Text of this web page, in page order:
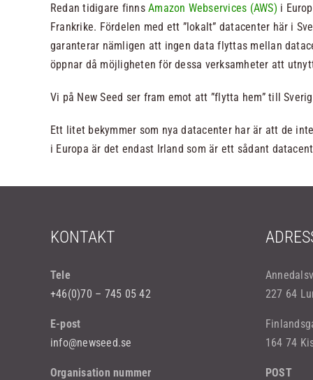
Redan tidigare finnsAmazon Webservices (AWS) i
Frankrike. Fördelen med ett ”lokalt” datacenter här i
garanterar nämligen att ingen data flyttas mellan
öppnar då möjligheten för dessa verksamheter att
Vi på New Seed ser fram emot att ”flytta hem” till
Ett litet bekymmer som nya datacenter har är att de
i Europa är det endast Irland som är ett sådant
KONTAKT
Tele
+46(0)70 – 745 05 42
E-post
info@newseed.se
Organisation nummer
227 64
164 74
POST